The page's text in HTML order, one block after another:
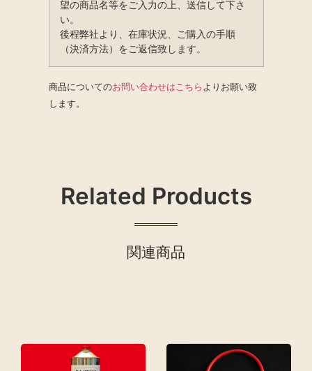
望の商品名等をご入力の上、送信して下さ
い。
後程弊社より、在庫状況、ご購入の手順
（決済方法）をご返信致します。
商品についてのお問い合わせはこちら よりお願い致
します。
Related Products
関連商品